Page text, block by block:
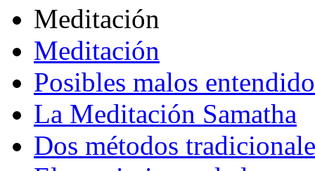
Meditación
Meditación
Posibles malos
La Meditación Samatha
Dos métodos